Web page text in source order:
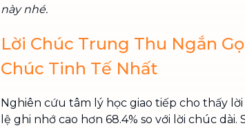
này nhé.
Lời Chúc Trung Thu Ngắn
Chúc Tinh Tế Nhất
Nghiên cứu tâm lý học giao tiếp cho thấy
lệ ghi nhớ cao hơn 68.4% so với lời chúc